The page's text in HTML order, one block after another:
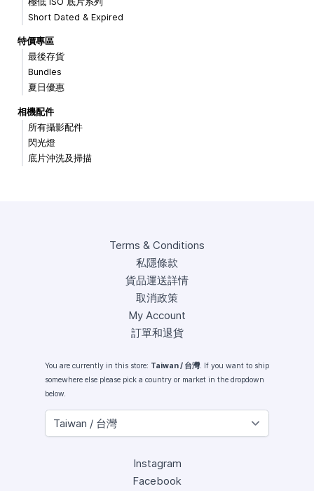
Short Dated & Expired
特價專區
最後存貨
Bundles
夏日優惠
相機配件
所有攝影配件
閃光燈
底片沖洗及掃描
Terms & Conditions
私隱條款
貨品運送詳情
取消政策
My Account
訂單和退貨
You are currently in this store: Taiwan / 台灣. If you want to ship
somewhere else please pick a country or market in the dropdown
below.
Instagram
Facebook